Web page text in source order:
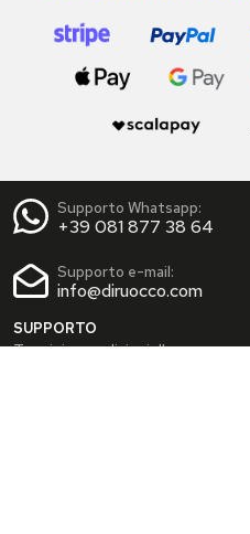
Supporto Whatsapp:
+39 081 877 38 64
Supporto e-mail:
info@diruocco.com
SUPPORTO
Termini e condizioni d'uso